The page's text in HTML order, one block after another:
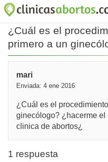
¿Cuál es el
primero a un
mari
Enviada: 4 ene 2016
¿Cuál es el
ginecólogo? ¿hacerme el
clinica de abortos¿
1 respuesta